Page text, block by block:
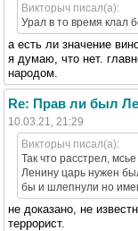
Викторыч писал(а):
Урал в то время клал
а есть ли значение
я думаю, что нет.
народом.
Re: Прав ли был
10.03.21, 21:29
Викторыч писал(а):
Так что расстрел,
Ленину царь нужен
бы и шлепнули но
не доказано, не
террорист.